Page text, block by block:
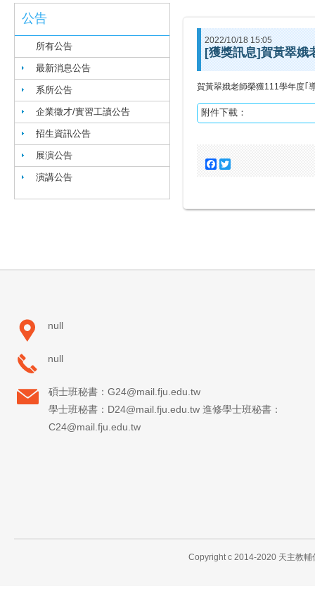
公告
所有公告
最新消息公告
系所公告
企業徵才/實習工讀公告
招生資訊公告
展演公告
演講公告
2022/10/18 15:05
[獲獎訊息]賀黃翠娥
賀黃翠娥老師榮獲111學年度｢
附件下載：
Facebook
null
null
碩士班秘書：G24@mail.fju.edu.tw
學士班秘書：D24@mail.fju.edu.tw 進修學士班秘書：
C24@mail.fju.edu.tw
Copyright c 2014-2020 天主教